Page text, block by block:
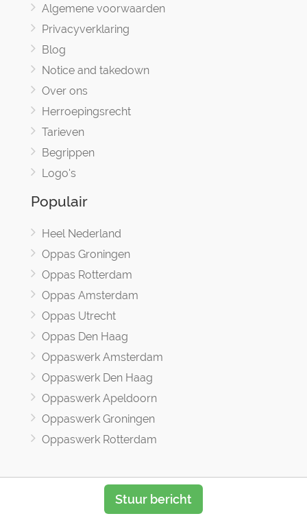
Stuur bericht
Algemene voorwaarden
Privacyverklaring
Blog
Notice and takedown
Over ons
Herroepingsrecht
Tarieven
Begrippen
Logo's
Populair
Heel Nederland
Oppas Groningen
Oppas Rotterdam
Oppas Amsterdam
Oppas Utrecht
Oppas Den Haag
Oppaswerk Amsterdam
Oppaswerk Den Haag
Oppaswerk Apeldoorn
Oppaswerk Groningen
Oppaswerk Rotterdam
Oppasland © 2017 -2026